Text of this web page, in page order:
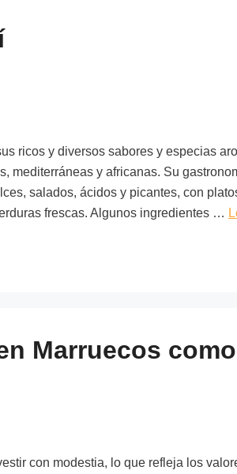
ricos y diversos sabores y especias
mediterráneas y africanas. Su
salados, ácidos y picantes, con
frescas. Algunos ingredientes …
Marruecos
con modestia, lo que refleja los